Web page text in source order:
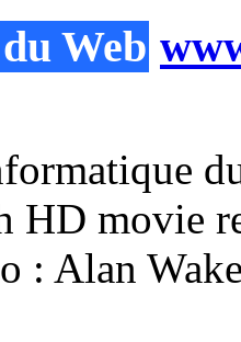
Web
HD movie
: Alan